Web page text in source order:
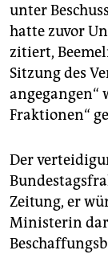
unter
hatte zuvor
zitiert,
Sitzung des
angegangen“
Fraktionen“
Der
Zeitung, er
Ministerin